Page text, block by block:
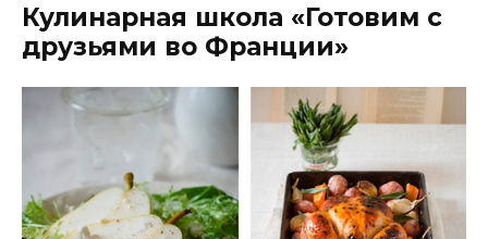
Кулинарная школа «Готовим с
друзьями во Франции»